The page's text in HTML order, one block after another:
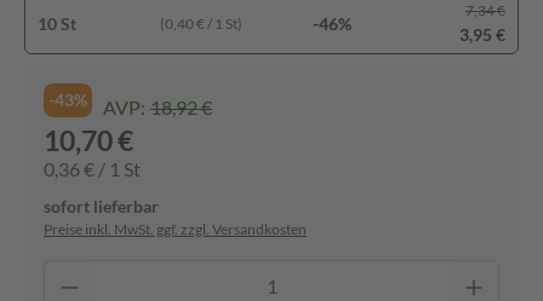
10 St (0,40 € / 1 St) -46%
7,34 €
3,95 €
-43% AVP: 18,92 €
10,70 €
0,36 € / 1 St
sofort lieferbar
Preise inkl. MwSt. ggf. zzgl. Versandkosten